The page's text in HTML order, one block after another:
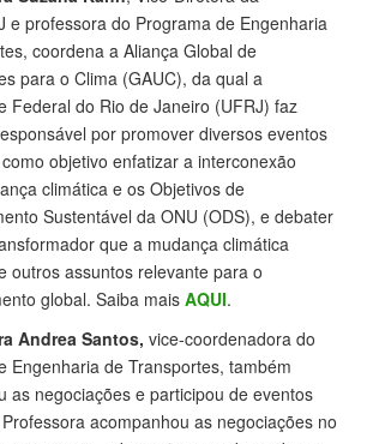
e professora do Programa de Engenharia
coordena a Aliança Global de
para o Clima (GAUC), da qual a
Federal do Rio de Janeiro (UFRJ) faz
por promover diversos eventos
objetivo enfatizar a interconexão
climática e os Objetivos de
Sustentável da ONU (ODS), e debater
que a mudança climática
outros assuntos relevante para o
global. Saiba maisAQUI.
Andrea Santos, vice-coordenadora do
Engenharia de Transportes, também
as negociações e participou de eventos
acompanhou as negociações no